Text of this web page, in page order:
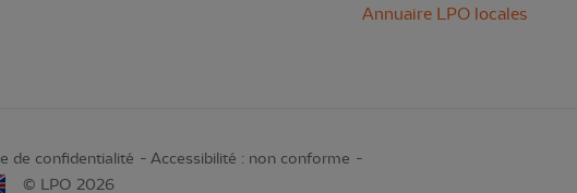
Annuaire LPO locales
de confidentialité
Accessibilité : non conforme
© LPO 2026